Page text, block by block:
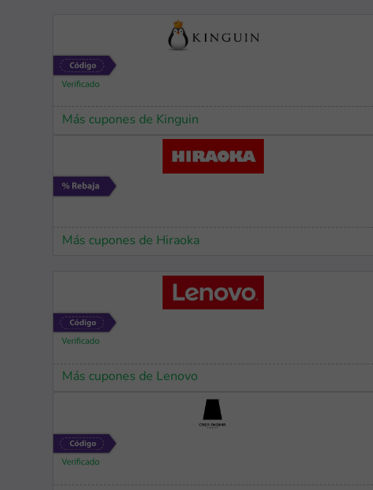
Más cupones de Kinguin
Más cupones de Hiraoka
Más cupones de Lenovo